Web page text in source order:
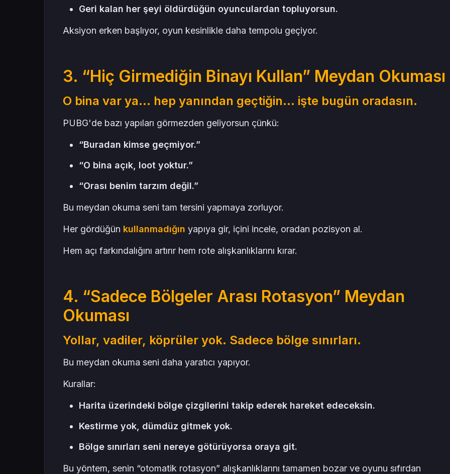
Geri kalan her şeyi öldürdüğün oyunculardan topluyorsun.
Aksiyon erken başlıyor, oyun kesinlikle daha tempolu geçiyor.
3. “Hiç Girmediğin Binayı Kullan” Meydan Okuması
O bina var ya… hep yanından geçtiğin… işte bugün oradasın.
PUBG'de bazı yapıları görmezden geliyorsun çünkü:
“Buradan kimse geçmiyor.”
“O bina açık, loot yoktur.”
“Orası benim tarzım değil.”
Bu meydan okuma seni tam tersini yapmaya zorluyor.
Her gördüğün kullanmadığın yapıya gir, içini incele, oradan pozisyon al.
Hem açı farkındalığını artırır hem rote alışkanlıklarını kırar.
4. “Sadece Bölgeler Arası Rotasyon” Meydan
Okuması
Yollar, vadiler, köprüler yok. Sadece bölge sınırları.
Bu meydan okuma seni daha yaratıcı yapıyor.
Kurallar:
Harita üzerindeki bölge çizgilerini takip ederek hareket edeceksin.
Kestirme yok, dümdüz gitmek yok.
Bölge sınırları seni nereye götürüyorsa oraya git.
Bu yöntem, senin “otomatik rotasyon” alışkanlıklarını tamamen bozar ve oyunu sıfırdan